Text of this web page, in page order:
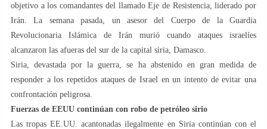
objetivo a los comandantes del llamado Eje de Resistencia, liderado por
Irán. La semana pasada, un asesor del Cuerpo de la Guardia
Revolucionaria Islámica de Irán murió cuando ataques israelíes
alcanzaron las afueras del sur de la capital siria, Damasco.
Siria, devastada por la guerra, se ha abstenido en gran medida de
responder a los repetidos ataques de Israel en un intento de evitar una
confrontación peligrosa.
Fuerzas de EEUU continúan con robo de petróleo sirio
Las tropas EE.UU. acantonadas ilegalmente en Siria continúan con el